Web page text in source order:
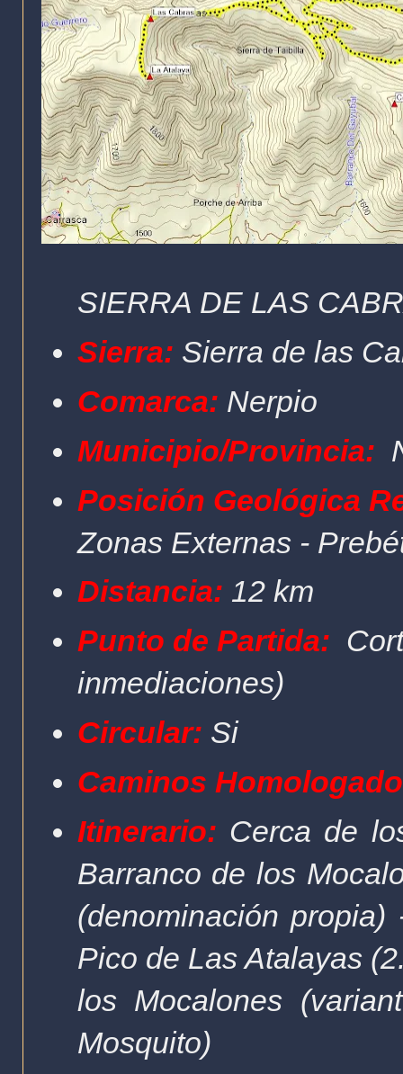
SIERRA DE LAS
Sierra: Sierra de las
Comarca: Nerpio
Municipio/Provincia:
Posición Geológica
Zonas Externas -
Distancia: 12 km
Punto de Partida:
inmediaciones)
Circular: Si
Caminos
Itinerario: Cerca de
Barranco de los
(denominación
Pico de Las Atalayas
los Mocalones
Mosquito)